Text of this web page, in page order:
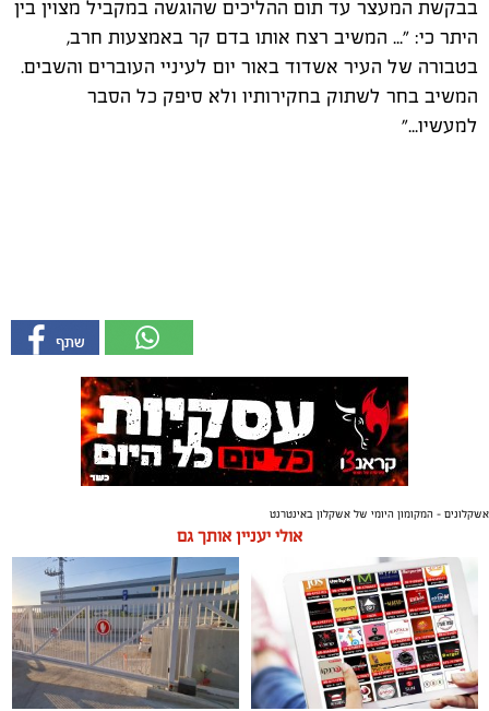
בבקשת המעצר עד תום ההליכים שהוגשה במקביל מצוין בין
היתר כי: "... המשיב רצח אותו בדם קר באמצעות חרב,
בטבורה של העיר אשדוד באור יום לעיניי העוברים והשבים.
המשיב בחר לשתוק בחקירותיו ולא סיפק כל הסבר
למעשיו..."
אשקלונים - המקומון היומי של אשקלון באינטרנט
אולי יעניין אותך גם